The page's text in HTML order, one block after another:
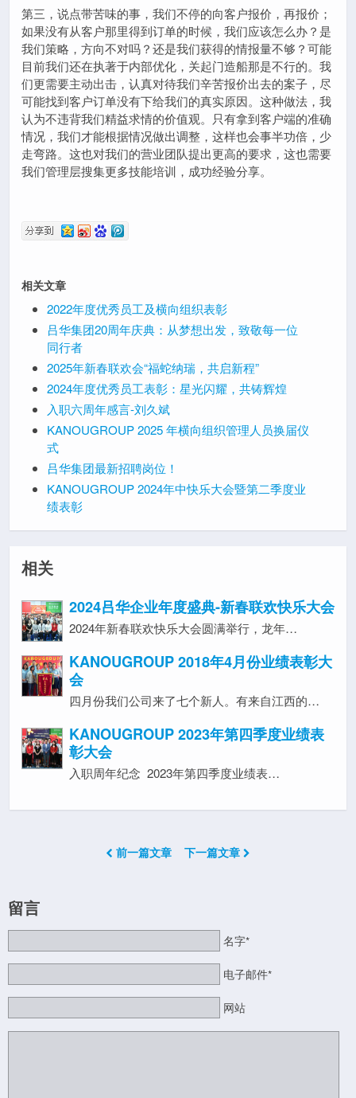
第三，说点带苦味的事，我们不停的向客户报价，再报价；
如果没有从客户那里得到订单的时候，我们应该怎么办？是
我们策略，方向不对吗？还是我们获得的情报量不够？可能
目前我们还在执著于内部优化，关起门造船那是不行的。我
们更需要主动出击，认真对待我们辛苦报价出去的案子，尽
可能找到客户订单没有下给我们的真实原因。这种做法，我
认为不违背我们精益求情的价值观。只有拿到客户端的准确
情况，我们才能根据情况做出调整，这样也会事半功倍，少
走弯路。这也对我们的营业团队提出更高的要求，这也需要
我们管理层搜集更多技能培训，成功经验分享。
相关文章
2022年度优秀员工及横向组织表彰
吕华集团20周年庆典：从梦想出发，致敬每一位
同行者
2025年新春联欢会“福蛇纳瑞，共启新程”
2024年度优秀员工表彰：星光闪耀，共铸辉煌
入职六周年感言-刘久斌
KANOUGROUP 2025 年横向组织管理人员换届仪
式
吕华集团最新招聘岗位！
KANOUGROUP 2024年中快乐大会暨第二季度业
绩表彰
相关
2024吕华企业年度盛典-新春联欢快乐大会
2024年新春联欢快乐大会圆满举行，龙年…
KANOUGROUP 2018年4月份业绩表彰大
会
四月份我们公司来了七个新人。有来自江西的…
KANOUGROUP 2023年第四季度业绩表
彰大会
入职周年纪念 2023年第四季度业绩表…
前一篇文章 下一篇文章
留言
名字*
电子邮件*
网站